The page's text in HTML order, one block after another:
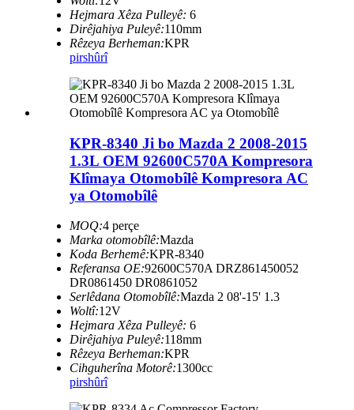
Hejmara Xêza Pulleyê: 6
Dirêjahiya Puleyê:110mm
Rêzeya Berheman:KPR
pirshûrî
KPR-8340 Ji bo Mazda 2 2008-2015
1.3L OEM 92600C570A Kompresora
Klîmaya Otomobîlê Kompresora AC
ya Otomobîlê
MOQ:4 perçe
Marka otomobîlê:Mazda
Koda Berhemê:KPR-8340
Referansa OE:92600C570A DRZ861450052
DR0861450 DR0861052
Serlêdana Otomobîlê:Mazda 2 08'-15' 1.3
Woltî:12V
Hejmara Xêza Pulleyê: 6
Dirêjahiya Puleyê:118mm
Rêzeya Berheman:KPR
Cihguherîna Motorê:1300cc
pirshûrî